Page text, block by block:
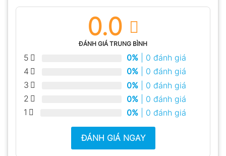
0.0
ĐÁNH GIÁ TRUNG BÌNH
5 0% | 0 đánh giá
4
0% | 0 đánh giá
3
0% | 0 đánh giá
2
0% | 0 đánh giá
1
0% | 0 đánh giá
ĐÁNH GIÁ NGAY